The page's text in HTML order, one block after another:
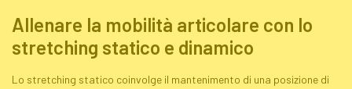
Allenare la mobilità articolare con lo
stretching statico e dinamico
Lo stretching statico coinvolge il mantenimento di una posizione di